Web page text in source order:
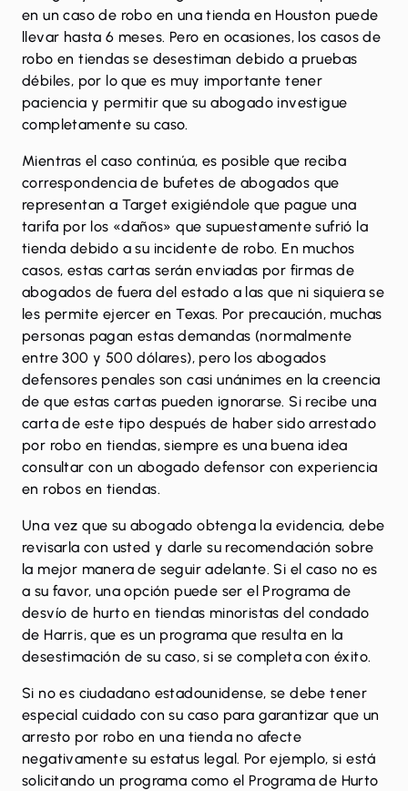
en un caso de robo en una tienda en Houston puede
llevar hasta 6 meses. Pero en ocasiones, los casos de
robo en tiendas se desestiman debido a pruebas
débiles, por lo que es muy importante tener
paciencia y permitir que su abogado investigue
completamente su caso.
Mientras el caso continúa, es posible que reciba
correspondencia de bufetes de abogados que
representan a Target exigiéndole que pague una
tarifa por los «daños» que supuestamente sufrió la
tienda debido a su incidente de robo. En muchos
casos, estas cartas serán enviadas por firmas de
abogados de fuera del estado a las que ni siquiera se
les permite ejercer en Texas. Por precaución, muchas
personas pagan estas demandas (normalmente
entre 300 y 500 dólares), pero los abogados
defensores penales son casi unánimes en la creencia
de que estas cartas pueden ignorarse. Si recibe una
carta de este tipo después de haber sido arrestado
por robo en tiendas, siempre es una buena idea
consultar con un abogado defensor con experiencia
en robos en tiendas.
Una vez que su abogado obtenga la evidencia, debe
revisarla con usted y darle su recomendación sobre
la mejor manera de seguir adelante. Si el caso no es
a su favor, una opción puede ser el Programa de
desvío de hurto en tiendas minoristas del condado
de Harris, que es un programa que resulta en la
desestimación de su caso, si se completa con éxito.
Si no es ciudadano estadounidense, se debe tener
especial cuidado con su caso para garantizar que un
arresto por robo en una tienda no afecte
negativamente su estatus legal. Por ejemplo, si está
solicitando un programa como el Programa de Hurto